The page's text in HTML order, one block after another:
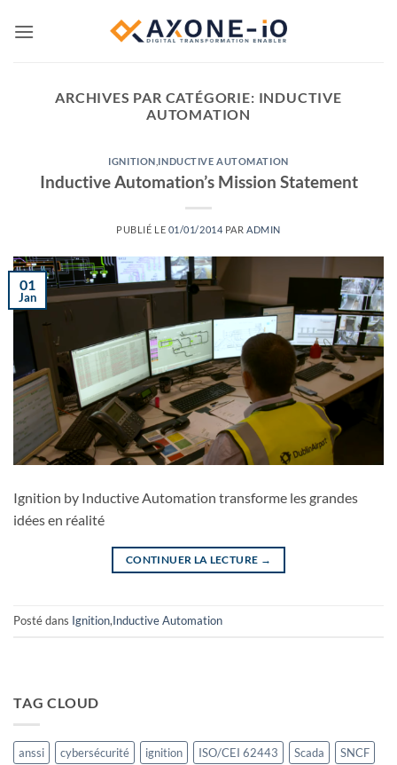
ARCHIVES PAR CATÉGORIE: INDUCTIVE
AUTOMATION
IGNITION INDUCTIVE AUTOMATION
Inductive Automation’s Mission Statement
PUBLIÉ LE 01/01/2014 PAR ADMIN
01
Jan
Ignition by Inductive Automation transforme les grandes
idées en réalité
CONTINUER LA LECTURE →
Posté dans Ignition,Inductive Automation
TAG CLOUD
anssi cybersécurité ignition ISO/CEI 62443 Scada
SNCF